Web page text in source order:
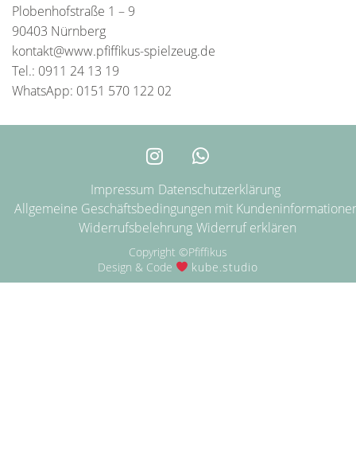
Plobenhofstraße 1 – 9
90403 Nürnberg
kontakt@www.pfiffikus-spielzeug.de
Tel.: 0911 24 13 19
WhatsApp: 0151 570 122 02
Copyright ©Pfiffikus
Design & Code
kube.studio
Impressum Datenschutzerklärung
Allgemeine Geschäftsbedingungen mit
Widerrufsbelehrung Widerruf erklären